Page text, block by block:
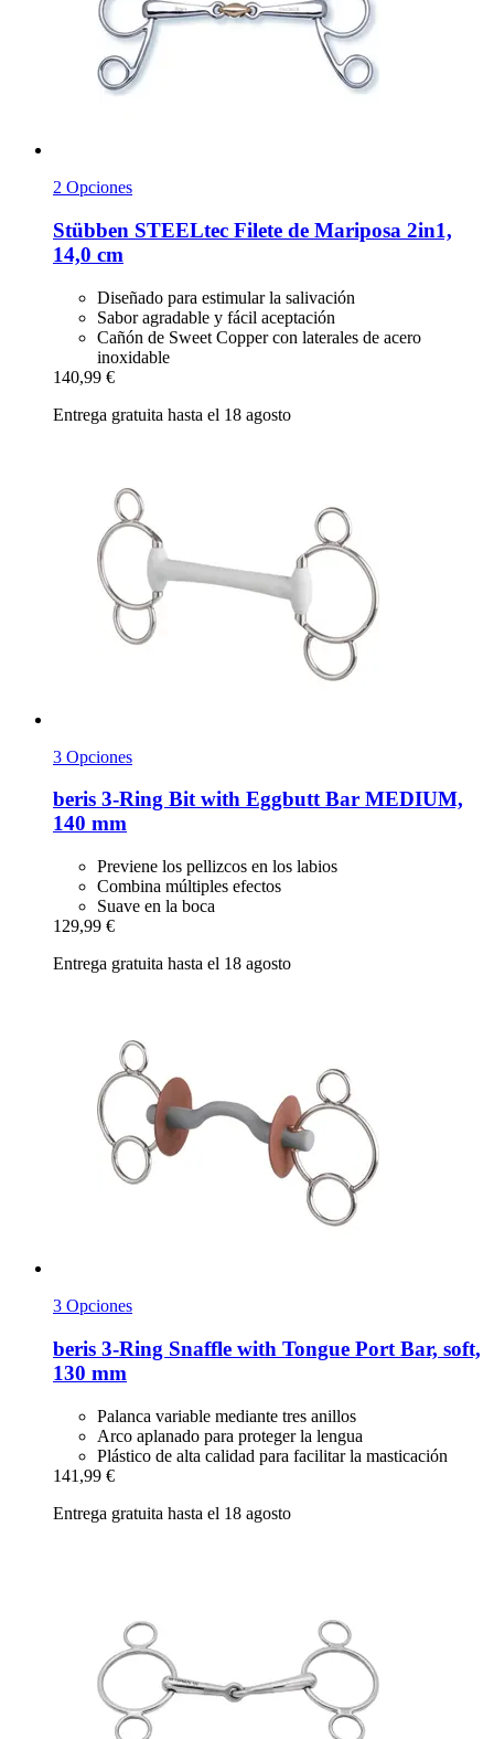
2 Opciones
Stübben STEELtec Filete de Mariposa 2in1,
14,0 cm
Diseñado para estimular la salivación
Sabor agradable y fácil aceptación
Cañón de Sweet Copper con laterales de acero
inoxidable
140,99 €
Entrega gratuita hasta el 18 agosto
3 Opciones
beris 3-​Ring Bit with Eggbutt Bar MEDIUM,
140 mm
Previene los pellizcos en los labios
Combina múltiples efectos
Suave en la boca
129,99 €
Entrega gratuita hasta el 18 agosto
3 Opciones
beris 3-​Ring Snaffle with Tongue Port Bar, soft,
130 mm
Palanca variable mediante tres anillos
Arco aplanado para proteger la lengua
Plástico de alta calidad para facilitar la masticación
141,99 €
Entrega gratuita hasta el 18 agosto